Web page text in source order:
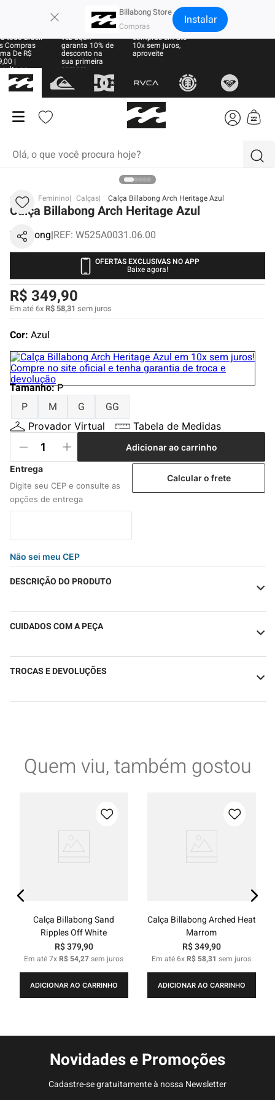
Billabong Store Instalar
todo Brasil
Compras
De R$
|
as
Sua primeira
vez aqui?
garanta 10% de
desconto na
sua primeira
compra
Parcele suas
compras em até
10x sem juros,
aproveite
BB Feminino Calças Calça Billabong Arch Heritage Azul
Calça Billabong Arch Heritage Azul
Billabong|REF: W525A0031.06.00
OFERTAS EXCLUSIVAS NO APP
Baixe agora!
R$ 349,90
Em até 6xR$ 58,31 sem juros
Cor: Azul
Tamanho:P
P
M G GG
Provador Virtual Tabela de Medidas
Adicionar ao carrinho
Não sei meu CEP
Calcular o frete
DESCRIÇÃO DO PRODUTO
CUIDADOS COM A PEÇA
TROCAS E DEVOLUÇÕES
Quem viu, também gostou
Calça Billabong Sand
Ripples Off White
R$379,90
Em até7xR$ 54,27sem juros
ADICIONAR AO CARRINHO
Calça Billabong Arched Heat
Marrom
R$349,90
Em até6xR$ 58,31 sem juros
ADICIONAR AO CARRINHO
Novidades e Promoções
Cadastre-se gratuitamente à nossa Newsletter
termos mais buscados
1º
moletom
2º
regata
boardshort
4º
boné
5º
camiseta
6º
bermuda
8º
carteira
9º
mochila
10
biquini